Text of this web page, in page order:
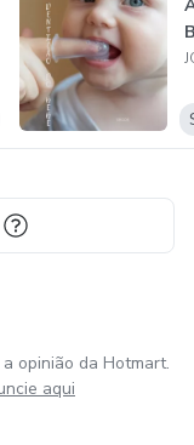
opinião da Hotmart.
aqui